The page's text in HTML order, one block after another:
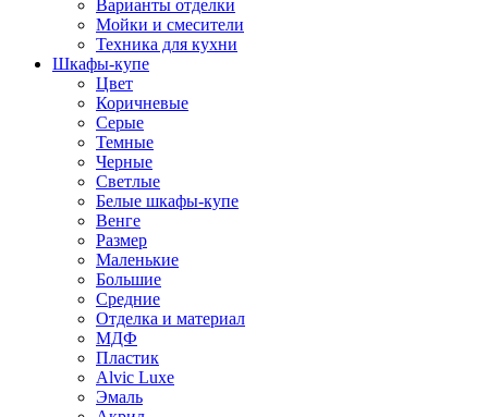
Варианты отделки
Мойки и смесители
Техника для кухни
Шкафы-купе
Цвет
Коричневые
Серые
Темные
Черные
Светлые
Белые шкафы-купе
Венге
Размер
Маленькие
Большие
Средние
Отделка и материал
МДФ
Пластик
Alvic Luxe
Эмаль